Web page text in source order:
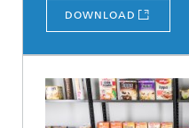
DOWNLOAD